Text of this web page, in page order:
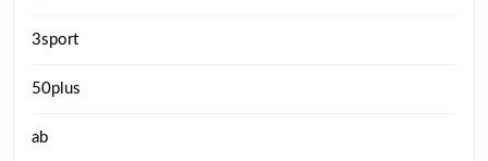
3sport
50plus
ab